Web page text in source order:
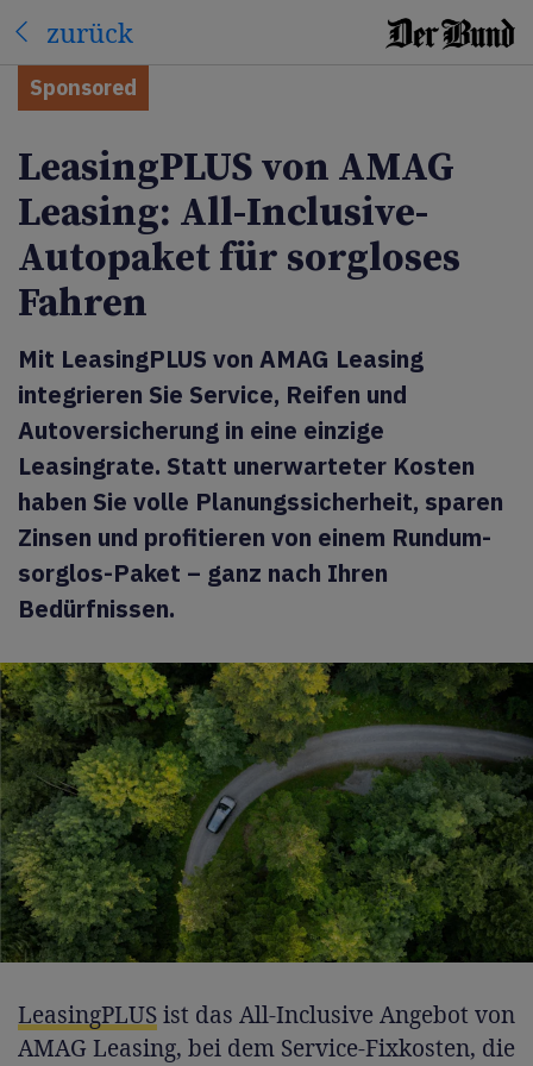
zurück
Sponsored
LeasingPLUS von AMAG
Leasing: All-Inclusive-
Autopaket für sorgloses
Fahren
Mit LeasingPLUS von AMAG Leasing
integrieren Sie Service, Reifen und
Autoversicherung in eine einzige
Leasingrate. Statt unerwarteter Kosten
haben Sie volle Planungssicherheit, sparen
Zinsen und profitieren von einem Rundum-
sorglos-Paket – ganz nach Ihren
Bedürfnissen.
LeasingPLUSist das All-Inclusive Angebot von
AMAG Leasing, bei dem Service-Fixkosten, die